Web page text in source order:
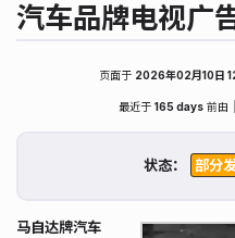
汽车品牌电视广
页面于 2026年02月10日
最近于165 days 前由
状态：
马自达牌汽车